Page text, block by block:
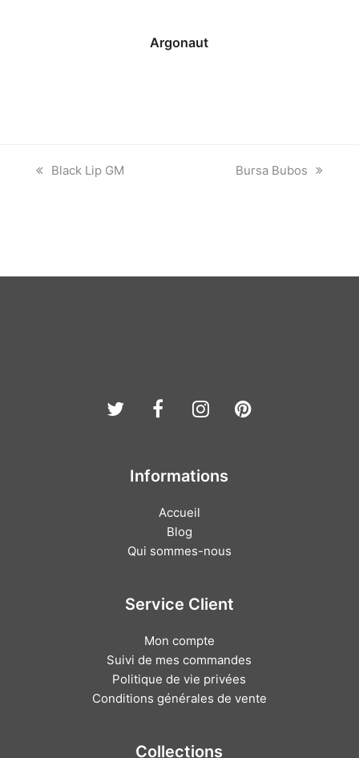
Argonaut
previous
Black Lip GM
next
Bursa Bubos
TwitterFacebook
Instagram
Pinterest
Informations
Accueil
Blog
Qui sommes-nous
Service Client
Mon compte
Suivi de mes commandes
Politique de vie privées
Conditions générales de vente
Collections